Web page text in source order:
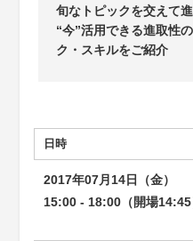
旬なトピックを交えて
“今”活用できる進取性
ク・スキルをご紹介
日時
2017年07月14日（金）
15:00 - 18:00（開場14:45